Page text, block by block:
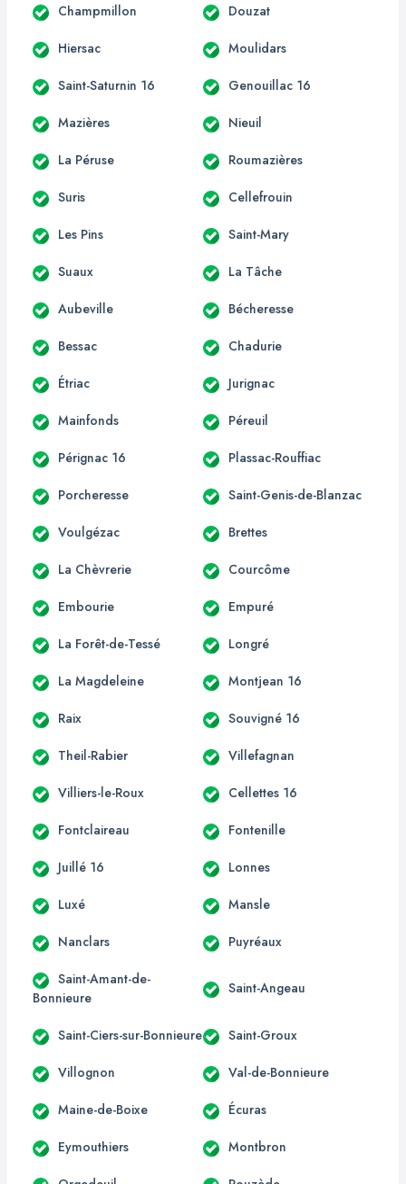
Champmillon Douzat
Hiersac Moulidars
Saint-Saturnin 16 Genouillac 16
Mazières Nieuil
La Péruse Roumazières
Suris Cellefrouin
Les Pins Saint-Mary
Suaux La Tâche
Aubeville Bécheresse
Bessac Chadurie
Étriac Jurignac
Mainfonds Péreuil
Pérignac 16 Plassac-Rouffiac
Porcheresse Saint-Genis-de-Blanzac
Voulgézac Brettes
La Chèvrerie Courcôme
Embourie Empuré
La Forêt-de-Tessé Longré
La Magdeleine Montjean 16
Raix Souvigné 16
Theil-Rabier Villefagnan
Villiers-le-Roux Cellettes 16
Fontclaireau Fontenille
Juillé 16 Lonnes
Luxé Mansle
Nanclars Puyréaux
Saint-Amant-de-
Bonnieure
Saint-Angeau
Saint-Ciers-sur-Bonnieure Saint-Groux
Villognon Val-de-Bonnieure
Maine-de-Boixe Écuras
Eymouthiers Montbron